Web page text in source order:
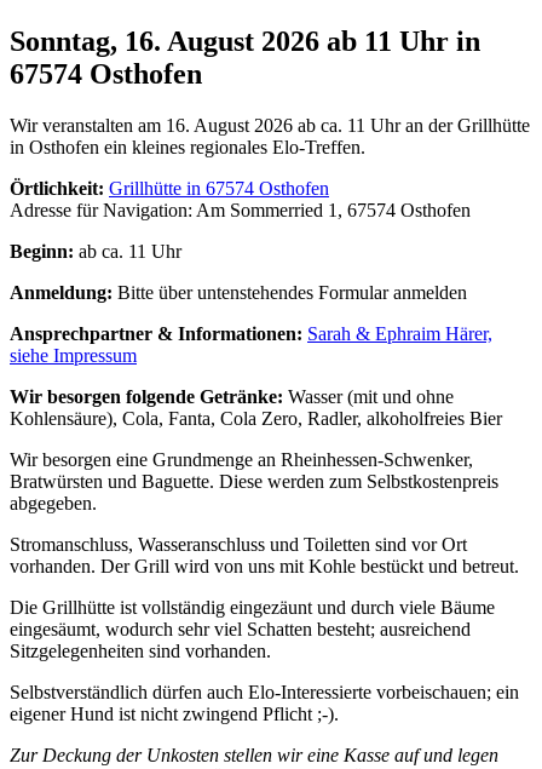
Sonntag, 16. August 2026 ab 11 Uhr in
67574 Osthofen
Wir veranstalten am 16. August 2026 ab ca. 11 Uhr an der Grillhütte
in Osthofen ein kleines regionales Elo-Treffen.
Örtlichkeit: Grillhütte in 67574 Osthofen
Adresse für Navigation: Am Sommerried 1, 67574 Osthofen
Beginn: ab ca. 11 Uhr
Anmeldung: Bitte über untenstehendes Formular anmelden
Ansprechpartner & Informationen: Sarah & Ephraim Härer,
siehe Impressum
Wir besorgen folgende Getränke: Wasser (mit und ohne
Kohlensäure), Cola, Fanta, Cola Zero, Radler, alkoholfreies Bier
Wir besorgen eine Grundmenge an Rheinhessen-Schwenker,
Bratwürsten und Baguette. Diese werden zum Selbstkostenpreis
abgegeben.
Stromanschluss, Wasseranschluss und Toiletten sind vor Ort
vorhanden. Der Grill wird von uns mit Kohle bestückt und betreut.
Die Grillhütte ist vollständig eingezäunt und durch viele Bäume
eingesäumt, wodurch sehr viel Schatten besteht; ausreichend
Sitzgelegenheiten sind vorhanden.
Selbstverständlich dürfen auch Elo-Interessierte vorbeischauen; ein
eigener Hund ist nicht zwingend Pflicht ;-).
Zur Deckung der Unkosten stellen wir eine Kasse auf und legen